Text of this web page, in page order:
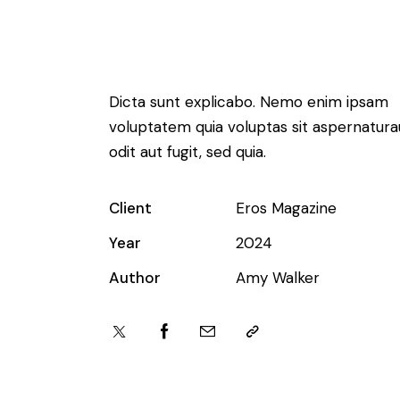
Dicta sunt explicabo. Nemo enim ipsam
voluptatem quia voluptas sit
odit aut fugit, sed quia.
Client
Eros Magazine
Year
2024
Author
Amy Walker